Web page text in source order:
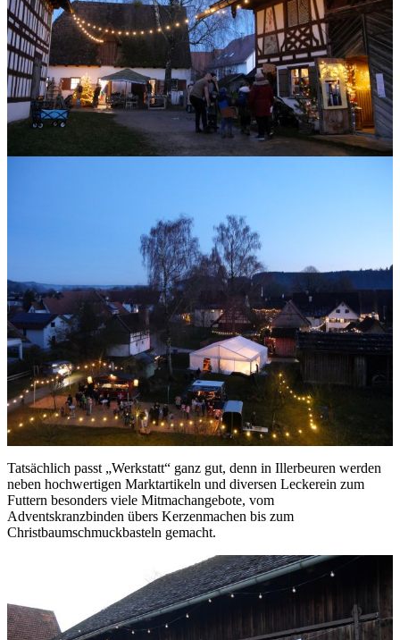
Tatsächlich passt „Werkstatt“ ganz gut, denn in Illerbeuren werden
neben hochwertigen Marktartikeln und diversen Leckerein zum
Futtern besonders viele Mitmachangebote, vom
Adventskranzbinden übers Kerzenmachen bis zum
Christbaumschmuckbasteln gemacht.